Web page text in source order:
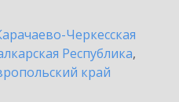
Черкесская
Республика,
край